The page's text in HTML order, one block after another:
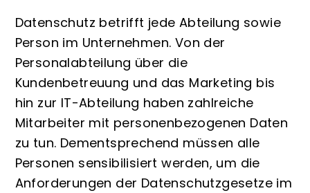
Datenschutz betrifft jede Abteilung sowie
Person im Unternehmen. Von der
Personalabteilung über die
Kundenbetreuung und das Marketing bis
hin zur IT-Abteilung haben zahlreiche
Mitarbeiter mit personenbezogenen Daten
zu tun. Dementsprechend müssen alle
Personen sensibilisiert werden, um die
Anforderungen der Datenschutzgesetze im